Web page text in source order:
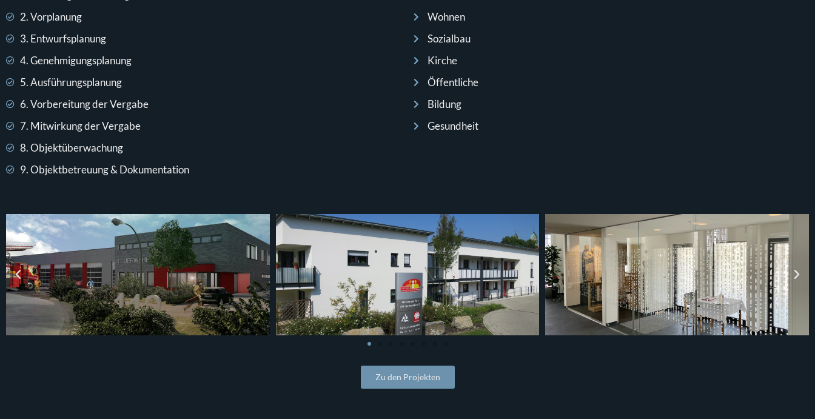
2. Vorplanung
3. Entwurfsplanung
4. Genehmigungsplanung
5. Ausführungsplanung
6. Vorbereitung der Vergabe
7. Mitwirkung der Vergabe
8. Objektüberwachung
9. Objektbetreuung & Dokumentation
Wohnen
Sozialbau
Kirche
Öffentliche
Bildung
Gesundheit
Zu den Projekten